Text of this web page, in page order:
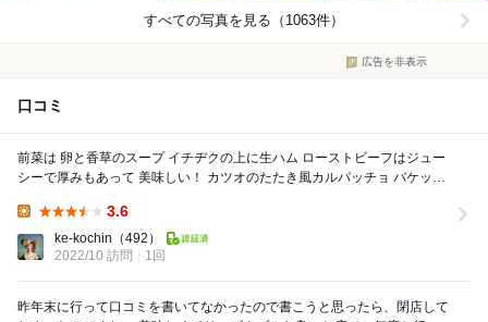
すべての写真を見る（1063件）
広告を非表示
口コミ
前菜は 卵と香草のスープ イチヂクの上に生ハム ローストビーフはジュー
シーで厚みもあって 美味しい！ カツオのたたき風カルパッチョ バケット
3.6
ke-kochin （492）
2022/10 訪問
1回
昨年末に行って口コミを書いてなかったので書こうと思ったら、閉店して